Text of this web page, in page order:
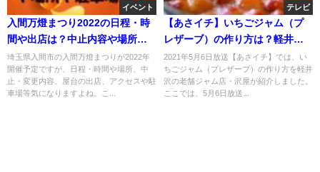
イベント
入間万燈まつり2022の日程・時
間や出店は？中止内容や場所や
駐車場は？
埼玉県入間市の入間万燈まつりが2022年
開催予定ですが、日程・時間や場所、中
止・変更内容、屋台の出店、アクセスや駐
車場等気になりますよね。こ...
テレビ
【あさイチ】いちごジャム（プ
レザーブ）の作り方は？軽井
沢・沢屋が伝授！5月6日
2021年5月6日放送【あさイチ】では、い
ちごジャム（プレザーブ）の作り方を軽井
沢の老舗ジャム店・沢屋が紹介しました。
ここでは、5月6日放送...